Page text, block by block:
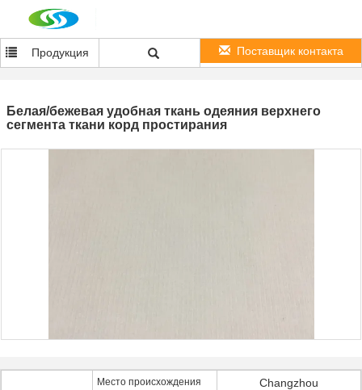
Продукция Поставщик контакта
Белая/бежевая удобная ткань одеяния верхнего
сегмента ткани корд простирания
Место происхождения Changzhou